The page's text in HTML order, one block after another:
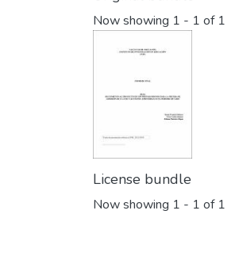
Now showing 1 - 1 of 1
License bundle
Now showing 1 - 1 of 1